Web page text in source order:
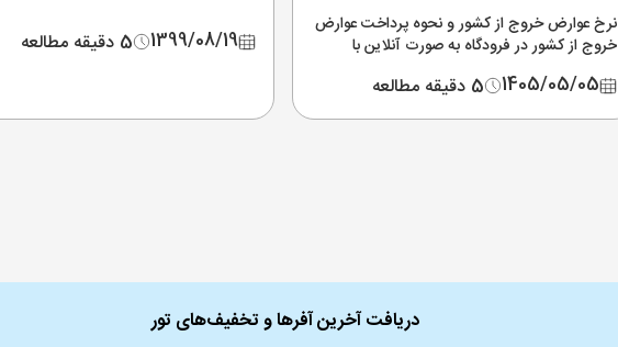
نرخ عوارض خروج از کشور و نحوه پرداخت عوارض
خروج از کشور در فرودگاه به صورت آنلاین با
آخرین اخبار از قیمت عوارض خروج از کشور
1405/05/05 5 دقیقه مطالعه
1399/08/19 5 دقیقه مطالعه
دریافت آخرین آفرها و تخفیف‌های تور